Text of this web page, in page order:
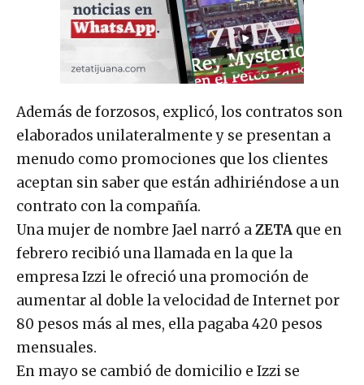
Además de forzosos, explicó, los contratos son
elaborados unilateralmente y se presentan a
menudo como promociones que los clientes
aceptan sin saber que están adhiriéndose a un
contrato con la compañía.
Una mujer de nombre Jael narró aZETA que en
febrero recibió una llamada en la que la
empresa Izzi le ofreció una promoción de
aumentar al doble la velocidad de Internet por
80 pesos más al mes, ella pagaba 420 pesos
mensuales.
En mayo se cambió de domicilio e Izzi se